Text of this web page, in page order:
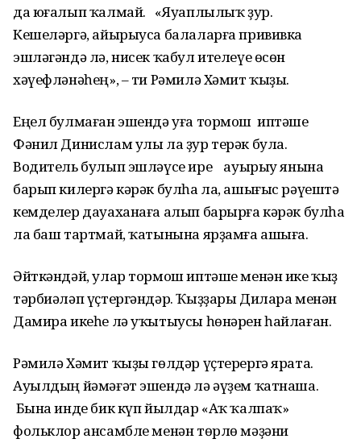
да юғалып ҡалмай. «Яуаплылыҡ ҙур.
Кешеләргә, айырыуса балаларға прививка
эшләгәндә лә, нисек ҡабул ителеүе өсөн
хәүефләнәһең», – ти Рәмилә Хәмит ҡыҙы.
Еңел булмаған эшендә уға тормош иптәше
Фәнил Динислам улы ла ҙур терәк була.
Водитель булып эшләүсе ире ауырыу янына
барып килергә кәрәк булһа ла, ашығыс рәүештә
кемделер дауаханаға алып барырға кәрәк булһа
ла баш тартмай, ҡатынына ярҙамға ашыға.
Әйткәндәй, улар тормош иптәше менән ике ҡыҙ
тәрбиәләп үҫтергәндәр. Ҡыҙҙары Дилара менән
Дамира икеһе лә уҡытыусы һөнәрен һайлаған.
Рәмилә Хәмит ҡыҙы гөлдәр үҫтерергә ярата.
Ауылдың йәмәғәт эшендә лә әүҙем ҡатнаша.
Бына инде бик күп йылдар «Аҡ ҡалпаҡ»
фольклор ансамбле менән төрлө мәҙәни